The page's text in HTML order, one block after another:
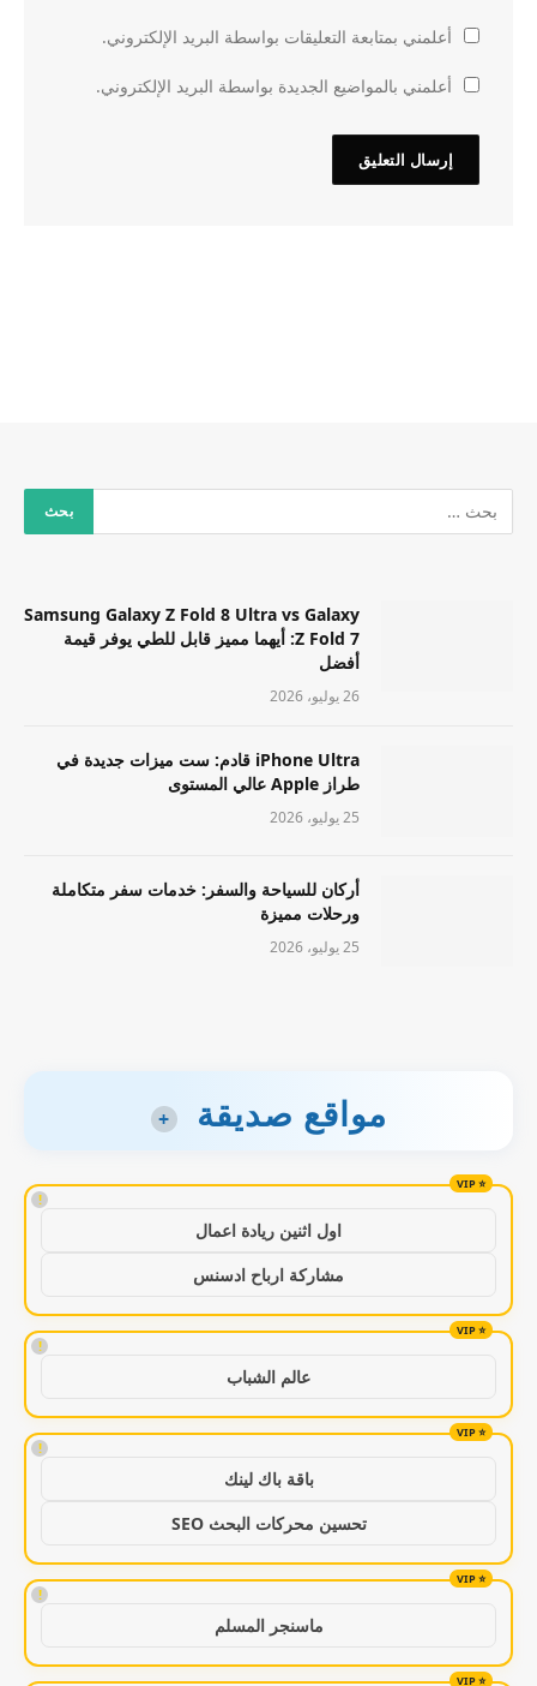
أعلمني بمتابعة التعليقات بواسطة البريد الإلكتروني.
أعلمني بالمواضيع الجديدة بواسطة البريد الإلكتروني.
Samsung Galaxy Z Fold 8 Ultra vs Galaxy
Z Fold 7: أيهما مميز قابل للطي يوفر قيمة
أفضل
26 يوليو، 2026
iPhone Ultra قادم: ست ميزات جديدة في
طراز Apple عالي المستوى
25 يوليو، 2026
أركان للسياحة والسفر: خدمات سفر متكاملة
ورحلات مميزة
25 يوليو، 2026
مواقع صديقة +
!
اول اثنين ريادة اعمال
مشاركة ارباح ادسنس
!
عالم الشباب
!
باقة باك لينك
تحسين محركات البحث SEO
!
ماسنجر المسلم